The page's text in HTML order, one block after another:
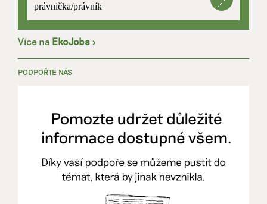
právnička/právník
Více na EkoJobs >
PODPOŘTE NÁS